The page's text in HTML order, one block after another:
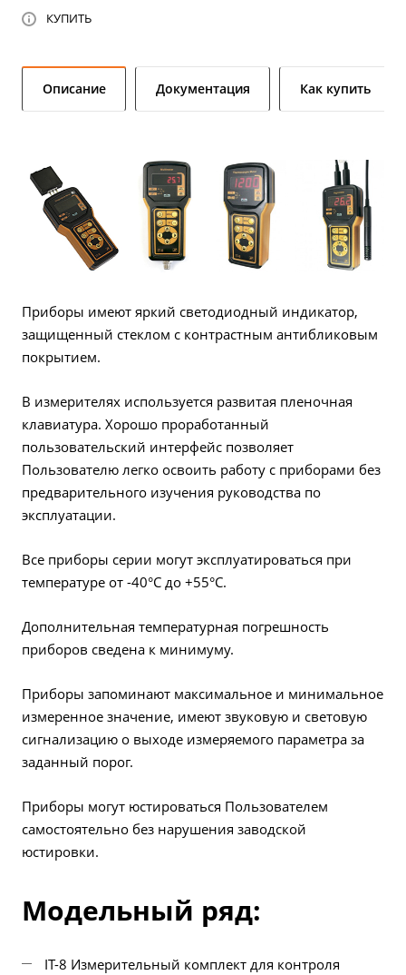
КУПИТЬ
Описание Документация Как купить
Приборы имеют яркий светодиодный индикатор,
защищенный стеклом с контрастным антибликовым
покрытием.
В измерителях используется развитая пленочная
клавиатура. Хорошо проработанный
пользовательский интерфейс позволяет
Пользователю легко освоить работу с приборами без
предварительного изучения руководства по
эксплуатации.
Все приборы серии могут эксплуатироваться при
температуре от -40°С до +55°С.
Дополнительная температурная погрешность
приборов сведена к минимуму.
Приборы запоминают максимальное и минимальное
измеренное значение, имеют звуковую и световую
сигнализацию о выходе измеряемого параметра за
заданный порог.
Приборы могут юстироваться Пользователем
самостоятельно без нарушения заводской
юстировки.
Модельный ряд:
IT-8 Измерительный комплект для контроля